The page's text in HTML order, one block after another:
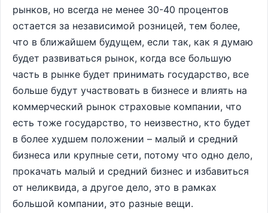
рынков, но всегда не менее 30-40 процентов
остается за независимой розницей, тем более,
что в ближайшем будущем, если так, как я думаю
будет развиваться рынок, когда все большую
часть в рынке будет принимать государство, все
больше будут участвовать в бизнесе и влиять на
коммерческий рынок страховые компании, что
есть тоже государство, то неизвестно, кто будет
в более худшем положении – малый и средний
бизнеса или крупные сети, потому что одно дело,
прокачать малый и средний бизнес и избавиться
от неликвида, а другое дело, это в рамках
большой компании, это разные вещи.